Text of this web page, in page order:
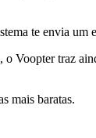
te envia um
o Voopter traz
mais baratas.